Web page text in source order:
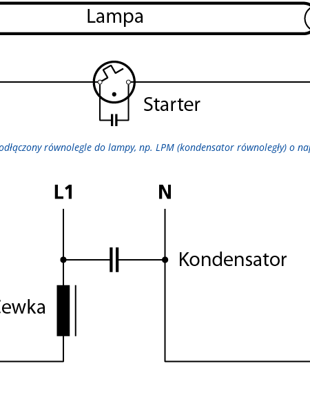
równolegle do lampy, np. LPM (kondensator równoległy) o